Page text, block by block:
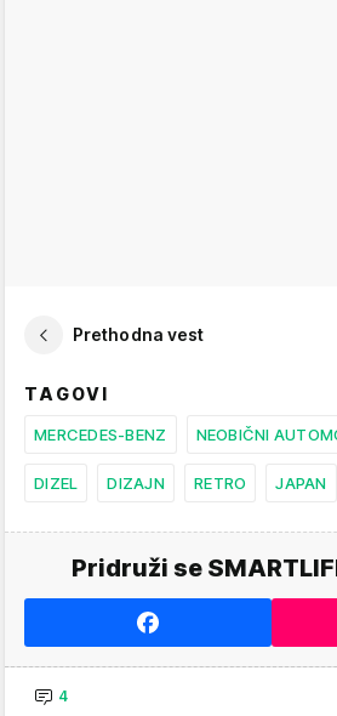
Prethodna vest
TAGOVI
MERCEDES-BENZ NEOBIČNI
DIZEL DIZAJN RETRO JAPAN
Pridruži se
4